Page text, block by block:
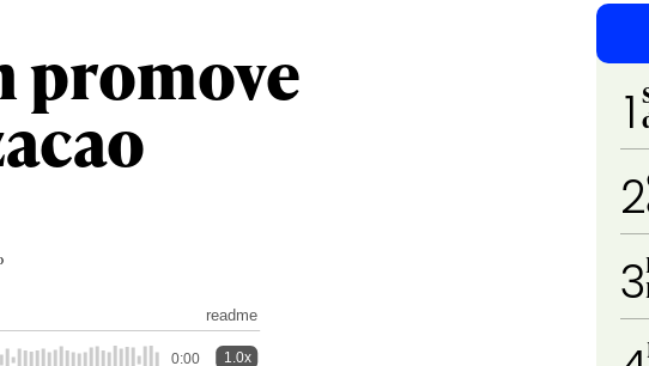
promove
readme
0:00 1.0x
1
2
3